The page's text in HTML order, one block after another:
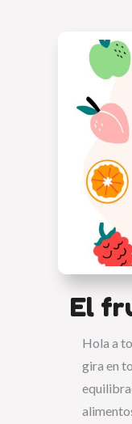
El
Hola a
gira en